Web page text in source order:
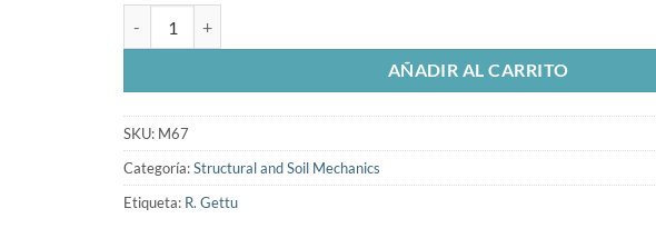
AÑADIR AL CARRITO
SKU: M67
Categoría:Structural and Soil Mechanics
Etiqueta: R. Gettu